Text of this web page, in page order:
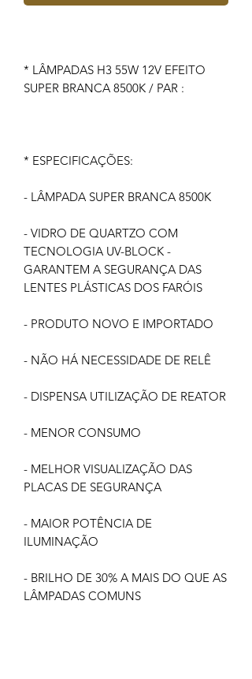
* LÂMPADAS H3 55W 12V EFEITO
SUPER BRANCA 8500K / PAR :
* ESPECIFICAÇÕES:
- LÂMPADA SUPER BRANCA 8500K
- VIDRO DE QUARTZO COM
TECNOLOGIA UV-BLOCK -
GARANTEM A SEGURANÇA DAS
LENTES PLÁSTICAS DOS FARÓIS
- PRODUTO NOVO E IMPORTADO
- NÃO HÁ NECESSIDADE DE RELÊ
- DISPENSA UTILIZAÇÃO DE REATOR
- MENOR CONSUMO
- MELHOR VISUALIZAÇÃO DAS
PLACAS DE SEGURANÇA
- MAIOR POTÊNCIA DE
ILUMINAÇÃO
- BRILHO DE 30% A MAIS DO QUE AS
LÂMPADAS COMUNS